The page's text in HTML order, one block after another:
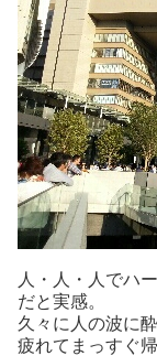
人・人・人でハ
だと実感。
久々に人の波に
疲れてまっすぐ